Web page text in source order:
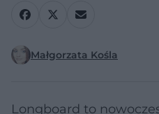
Małgorzata Kośla
Longboard to